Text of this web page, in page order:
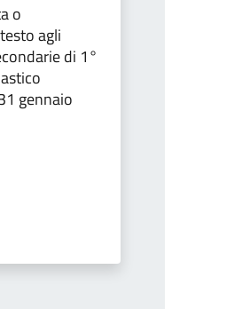
o
agli
di 1°
gennaio